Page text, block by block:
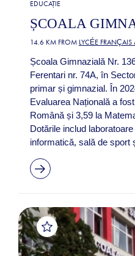
EDUCAȚIE
ȘCOALA
14.6 KM FROM LYCÉE
Școala Gimnazială Nr.
Ferentari nr. 74A, în
primar și gimnazial. În
Evaluarea Națională a
Română și 3,59 la
Dotările includ
informatică, sală de sport